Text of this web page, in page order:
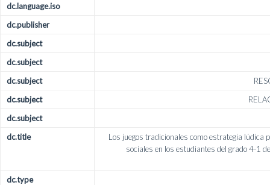
dc.language.iso
dc.publisher
dc.subject
dc.subject
dc.subject
dc.subject
dc.subject
dc.title
Los juegos tradicionales como estrategia lúdica
sociales en los estudiantes del grado 4-1
dc.type